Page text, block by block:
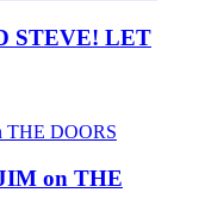
STEVE! LET
on THE